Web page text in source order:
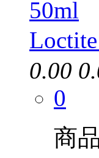
0.00
0
商